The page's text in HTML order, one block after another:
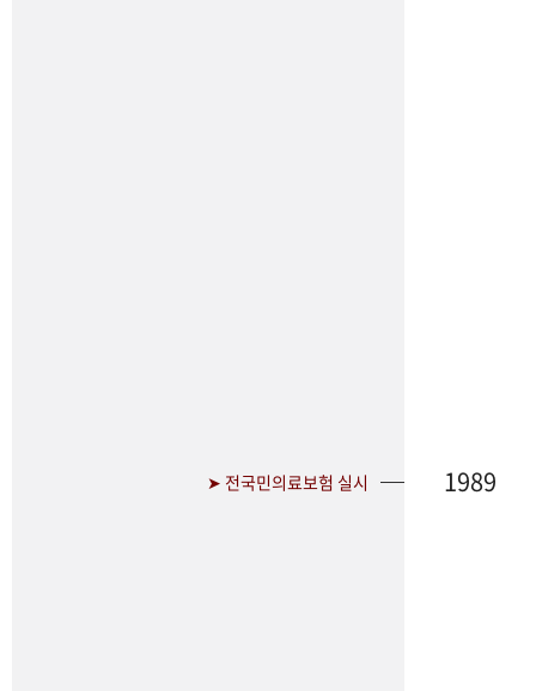
➤ 전국민의료보험 실시 1989